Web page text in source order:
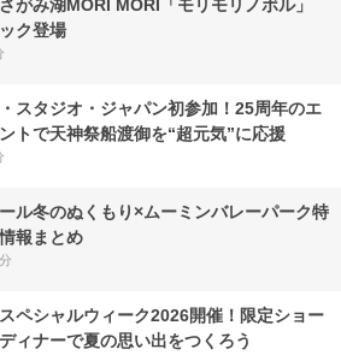
がみ湖MORI MORI「モリモリノボル」
ク登場
スタジオ・ジャパン初参加！25周年のエ
トで天神祭船渡御を“超元気”に応援
ル冬のぬくもり×ムーミンバレーパーク特
報まとめ
ペシャルウィーク2026開催！限定ショー
ィナーで夏の思い出をつくろう